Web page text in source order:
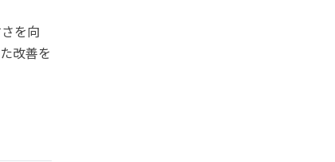
を向
改善を